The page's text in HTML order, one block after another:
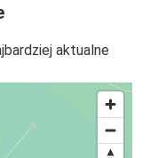
aktualne